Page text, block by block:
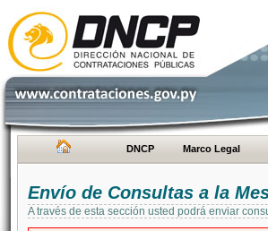
DNCP Marco Legal
Envío de Consultas a la
A través de esta sección usted podrá enviar